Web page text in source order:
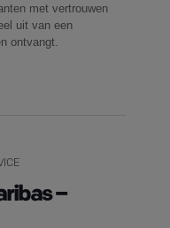
met vertrouwen
uit van een
ontvangt.
–